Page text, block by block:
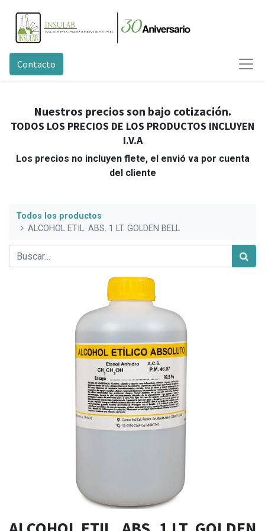
Contacto
Nuestros precios son bajo cotización.
TODOS LOS PRECIOS DE LOS PRODUCTOS INCLUYEN
I.V.A
Los precios no incluyen flete, el envió va por cuenta
del cliente
Todos los productos
ALCOHOL ETIL. ABS. 1 LT. GOLDEN BELL